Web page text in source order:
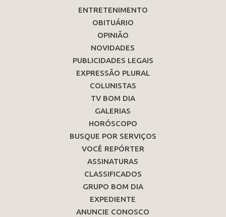
ENTRETENIMENTO
OBITUÁRIO
OPINIÃO
NOVIDADES
PUBLICIDADES LEGAIS
EXPRESSÃO PLURAL
COLUNISTAS
TV BOM DIA
GALERIAS
HORÓSCOPO
BUSQUE POR SERVIÇOS
VOCÊ REPÓRTER
ASSINATURAS
CLASSIFICADOS
GRUPO BOM DIA
EXPEDIENTE
ANUNCIE CONOSCO